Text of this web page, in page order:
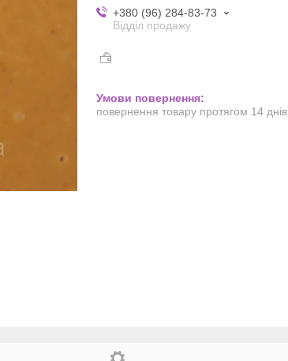
+380 (96) 284-83-73
Відділ продажу
повернення товару протягом 14 днів